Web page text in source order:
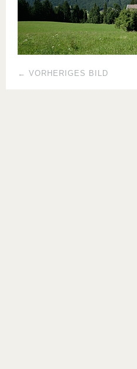
← VORHERIGES BILD